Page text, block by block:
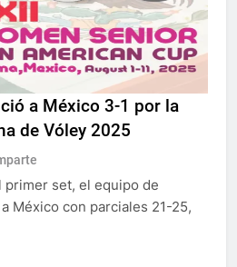
a México 3-1 por la
de Vóley 2025
set, el equipo de
México con parciales 21-25,